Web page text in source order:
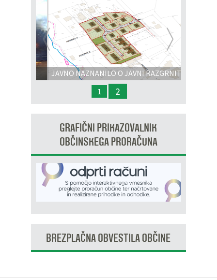
JAVNO NAZNANILO O JAVNI RAZGRNITVI
IN JAVNI OBRAVNAVI - OPPN na območju
OP8/009 – stanovanjsko območje Dobrava 3
Prejšnja
1 2
GRAFIČNI PRIKAZOVALNIK
OBČINSKEGA PRORAČUNA
BREZPLAČNA OBVESTILA OBČINE